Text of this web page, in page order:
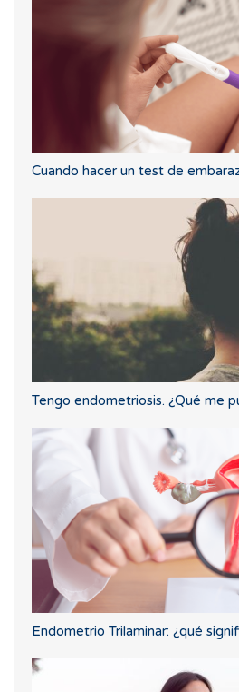
Cuando hacer un test de
Tengo endometriosis. ¿Qué me
Endometrio Trilaminar: ¿qué